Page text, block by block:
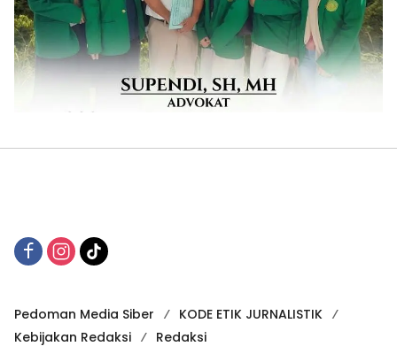
Pedoman Media Siber
KODE ETIK JURNALISTIK
Kebijakan Redaksi
Redaksi